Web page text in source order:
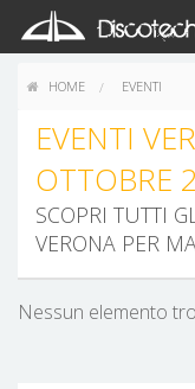
HOME EVENTI
EVENTI
OTTOBRE
SCOPRI TUTTI
Nessun elemento